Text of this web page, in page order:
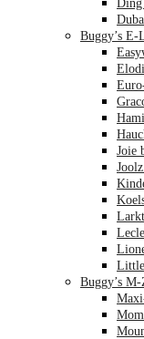
Ding
Buggy’s E-
Joie
Buggy’s M-